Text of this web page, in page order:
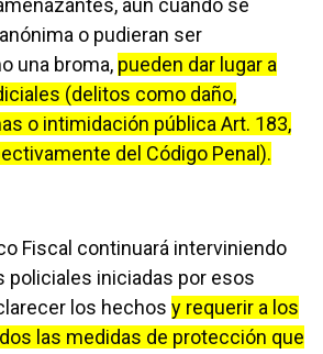
aun cuando se
o pudieran ser
una broma, pueden dar lugar a
(delitos como daño,
o intimidación pública Art. 183,
del Código Penal).
Fiscal continuará interviniendo
policiales iniciadas por esos
los hechos y requerir a los
las medidas de protección que